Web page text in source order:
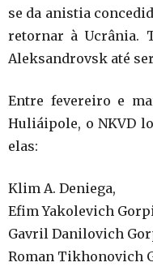
se da anistia
retornar à Ucrânia.
Aleksandrovsk até
Entre fevereiro e
Huliáipole, o NKVD
elas:
Klim A. Deniega,
Efim Yakolevich
Gavril Danilovich
Roman Tikhonovich